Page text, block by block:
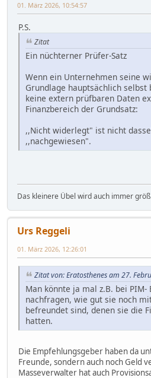
01. März 2026, 10:54:57
P.S.
Zitat
Ein nüchterner Prüfer-Satz
Wenn ein Unternehmen seine
Grundlage hauptsächlich
keine extern prüfbaren Daten
Finanzbereich der Grundsatz:
,,Nicht widerlegt" ist nicht
,,nachgewiesen".
Das kleinere Übel wird auch immer
Urs Reggeli
01. März 2026, 12:26:01
Zitat von: Eratosthenes am 27.
Man könnte ja mal z.B. bei PIM-
nachfragen, wie gut sie noch
befreundet sind, denen sie die
hatten.
Die Empfehlungsgeber haben da
Freunde, sondern auch noch Geld
Masseverwalter hat auch